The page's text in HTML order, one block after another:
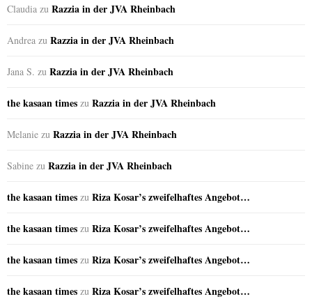
Claudia zu Razzia in der JVA Rheinbach
Andrea zu Razzia in der JVA Rheinbach
Jana S. zu Razzia in der JVA Rheinbach
the kasaan times zu Razzia in der JVA Rheinbach
Melanie zu Razzia in der JVA Rheinbach
Sabine zu Razzia in der JVA Rheinbach
the kasaan times zu Riza Kosar’s zweifelhaftes Angebot…
the kasaan times zu Riza Kosar’s zweifelhaftes Angebot…
the kasaan times zu Riza Kosar’s zweifelhaftes Angebot…
the kasaan times zu Riza Kosar’s zweifelhaftes Angebot…